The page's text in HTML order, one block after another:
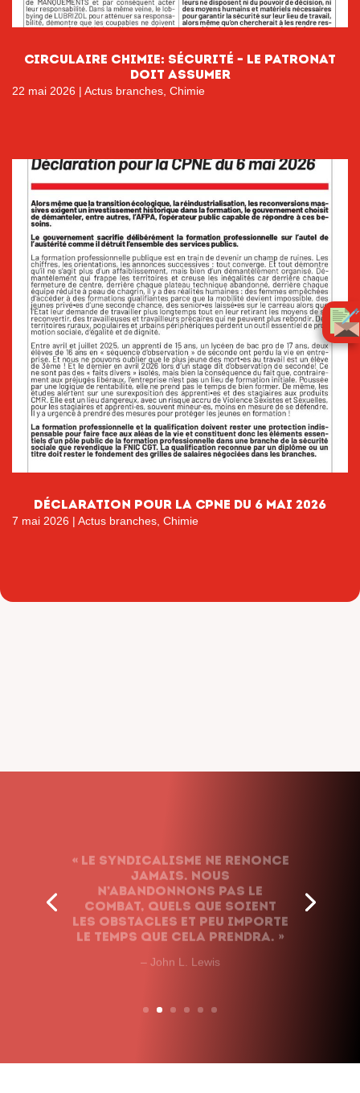
Circulaire chimie: Sécurité – Le patronat
doit assumer
22 mai 2026 | Actus branches Chimie
Déclaration pour la CPNE du 6 mai 2026
7 mai 2026 | Actus branches Chimie
jamais. Nous
n’abandonnons pas le
combat, quels que soient
les obstacles et peu importe
le temps que cela prendra. »